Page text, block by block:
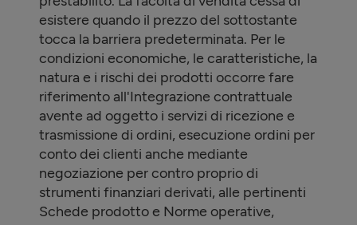
esistere quando il prezzo del sottostante
tocca la barriera predeterminata. Per le
condizioni economiche, le caratteristiche, la
natura e i rischi dei prodotti occorre fare
riferimento all'Integrazione contrattuale
avente ad oggetto i servizi di ricezione e
trasmissione di ordini, esecuzione ordini per
conto dei clienti anche mediante
negoziazione per contro proprio di
strumenti finanziari derivati, alle pertinenti
Schede prodotto e Norme operative,